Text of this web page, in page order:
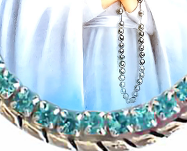
do różanca, jest zupełnie w porządku
paciorków uwalnia umysł i pomaga